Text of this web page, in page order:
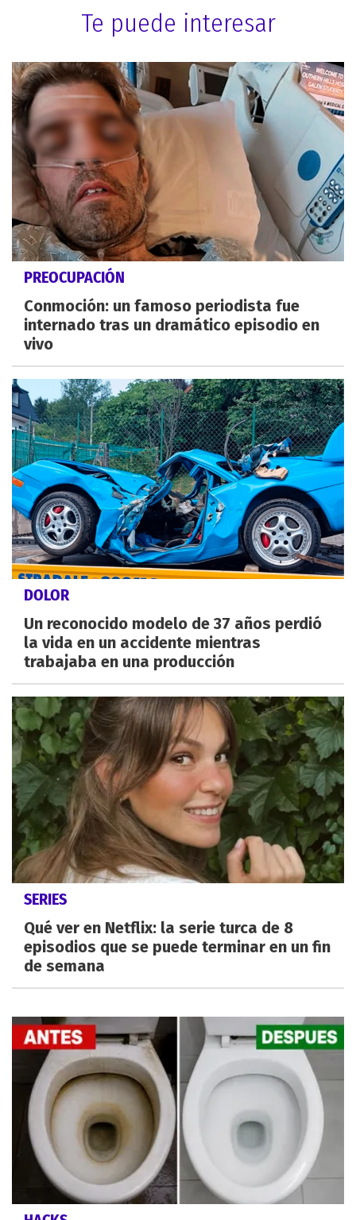
Te puede interesar
PREOCUPACIÓN
Conmoción: un famoso periodista fue
internado tras un dramático episodio en
vivo
DOLOR
Un reconocido modelo de 37 años perdió
la vida en un accidente mientras
trabajaba en una producción
SERIES
Qué ver en Netflix: la serie turca de 8
episodios que se puede terminar en un fin
de semana